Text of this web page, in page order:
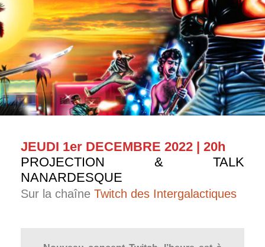
JEUDI 1er DECEMBRE 2022 | 20h
PROJECTION & TALK
NANARDESQUE
Sur la chaîne Twitch des Intergalactiques